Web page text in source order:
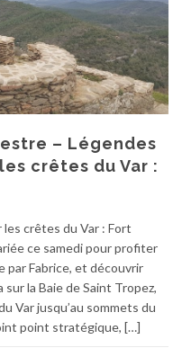
– Légendes
crêtes du Var :
crêtes du Var : Fort
ce samedi pour profiter
par Fabrice, et découvrir
la Baie de Saint Tropez,
Var jusqu’au sommets du
point stratégique, […]